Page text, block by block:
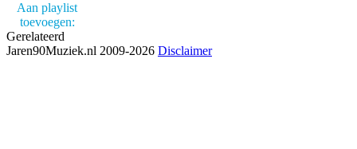
Aan playlist
toevoegen:
Gerelateerd
Jaren90Muziek.nl 2009-2026 Disclaimer